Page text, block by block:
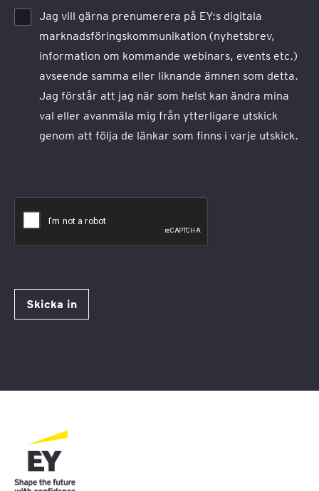
Jag vill gärna prenumerera på EY:s digitala
marknadsföringskommunikation (nyhetsbrev,
information om kommande webinars, events etc.)
avseende samma eller liknande ämnen som detta.
Jag förstår att jag när som helst kan ändra mina
val eller avanmäla mig från ytterligare utskick
genom att följa de länkar som finns i varje utskick.
Skicka in